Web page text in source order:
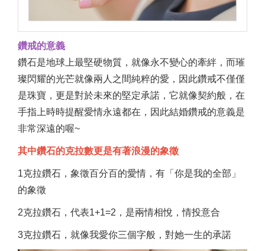
鑽戒的意義
鑽石是地球上最堅硬物質，就像永不變心的牽絆，而璀
璨閃耀的光芒就像兩人之間純粹的愛，因此鑽戒不僅僅
是珠寶，更是對於未來的堅定承諾，它就像契約般，在
手指上時時提醒愛情永遠都在，因此結婚鑽戒的意義是
非常深遠的喔~
其中鑽石的克拉數更是有著浪漫的象徵
1克拉鑽石，象徵百分百的愛情，有「你是我的全部」
的象徵
2克拉鑽石，代表1+1=2，是兩情相悅，情投意合
3克拉鑽石，就像我愛你三個字般，對她一生的承諾